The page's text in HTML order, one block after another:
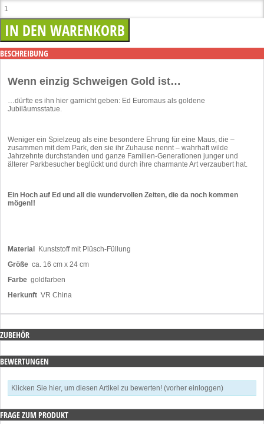
BESCHREIBUNG
Wenn einzig Schweigen Gold ist…
…dürfte es ihn hier garnicht geben: Ed Euromaus als goldene
Jubiläumsstatue.
Weniger ein Spielzeug als eine besondere Ehrung für eine Maus, die –
zusammen mit dem Park, den sie ihr Zuhause nennt – wahrhaft wilde
Jahrzehnte durchstanden und ganze Familien-Generationen junger und
älterer Parkbesucher beglückt und durch ihre charmante Art verzaubert hat.
Ein Hoch auf Ed und all die wundervollen Zeiten, die da noch kommen
mögen!!
Material
Kunststoff mit Plüsch-Füllung
Größe ca. 16 cm x 24 cm
Farbe goldfarben
Herkunft VR China
ZUBEHÖR
BEWERTUNGEN
Klicken Sie hier, um diesen Artikel zu bewerten! (vorher einloggen)
FRAGE ZUM PRODUKT